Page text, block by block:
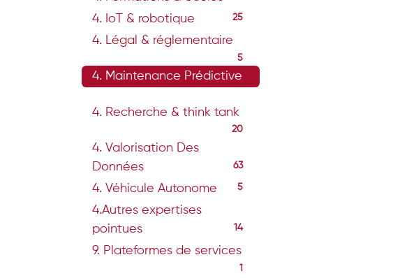
4. IoT & robotique 25
4. Légal & réglementaire
5
4. Maintenance Prédictive
4. Recherche & think tank
20
4. Valorisation Des
Données
63
4. Véhicule Autonome 5
4.Autres expertises
pointues
14
9. Plateformes de services
1